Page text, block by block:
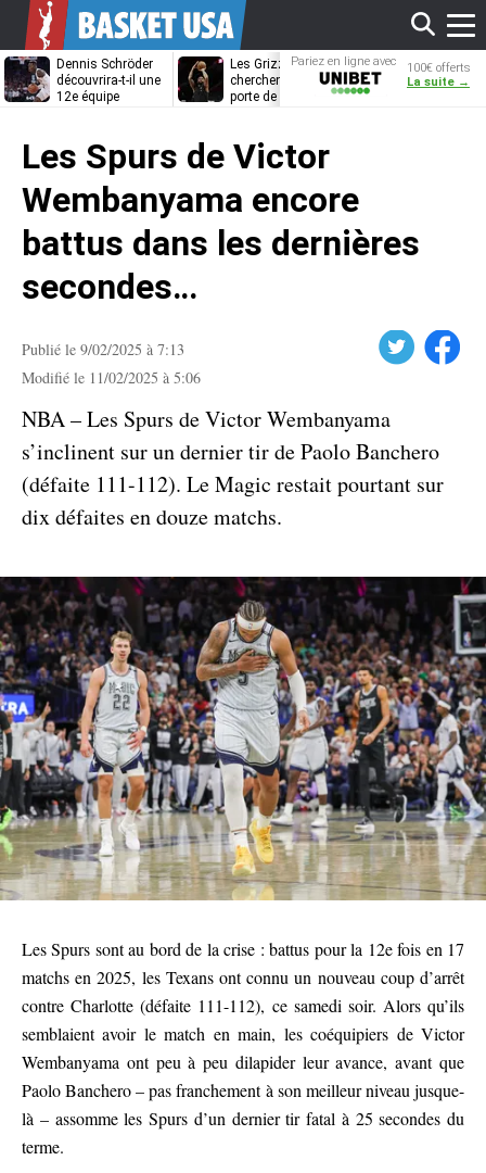
Dennis Schröder
découvrira-t-il une
12e équipe
Les Grizzlies
cherchent déjà une
porte de sortie
Dwane Casey
bientôt coach
Pariez en ligne avec
Unibet
100€ offerts
La suite →
Les Spurs de Victor
Wembanyama encore
battus dans les dernières
secondes…
Publié le 9/02/2025 à 7:13
Modifié le 11/02/2025 à 5:06
Facebook
NBA – Les Spurs de Victor Wembanyama
s’inclinent sur un dernier tir de Paolo Banchero
(défaite 111-112). Le Magic restait pourtant sur
dix défaites en douze matchs.
Les Spurs sont au bord de la crise : battus pour la 12e fois en 17
matchs en 2025, les Texans ont connu un nouveau coup d’arrêt
contre Charlotte (défaite 111-112), ce samedi soir. Alors qu’ils
semblaient avoir le match en main, les coéquipiers de Victor
Wembanyama ont peu à peu dilapider leur avance, avant que
Paolo Banchero – pas franchement à son meilleur niveau jusque-
là – assomme les Spurs d’un dernier tir fatal à 25 secondes du
terme.